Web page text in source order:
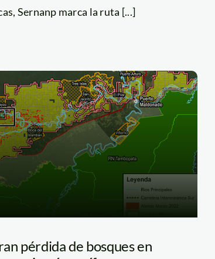
Sernanp marca la ruta [...]
pérdida de bosques en